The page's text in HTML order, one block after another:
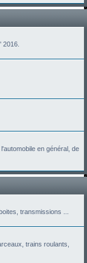
en général, de
transmissions ...
trains roulants,